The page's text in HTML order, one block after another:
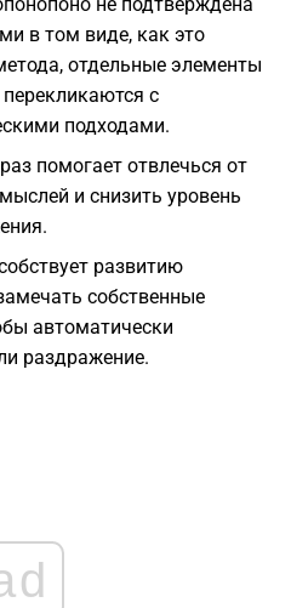
в том виде, как это
отдельные элементы
с
подходами.
помогает отвлечься от
и снизить уровень
развитию
собственные
автоматически
раздражение.